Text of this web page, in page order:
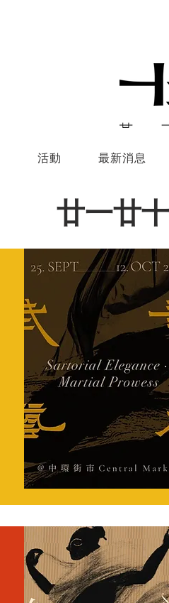
活動 最新消息
廿一廿